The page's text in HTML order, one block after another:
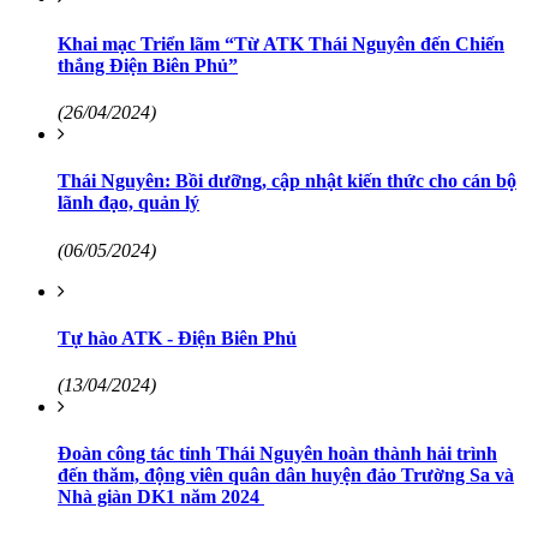
Khai mạc Triển lãm “Từ ATK Thái Nguyên đến Chiến
thắng Điện Biên Phủ”
(26/04/2024)
Thái Nguyên: Bồi dưỡng, cập nhật kiến thức cho cán bộ
lãnh đạo, quản lý
(06/05/2024)
Tự hào ATK - Điện Biên Phủ
(13/04/2024)
Đoàn công tác tỉnh Thái Nguyên hoàn thành hải trình
đến thăm, động viên quân dân huyện đảo Trường Sa và
Nhà giàn DK1 năm 2024